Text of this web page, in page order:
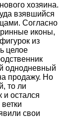
хозяина.
взявшийся
Согласно
иконы,
из
целое
однодневный
продажу. Но
то ли
и остался
свои